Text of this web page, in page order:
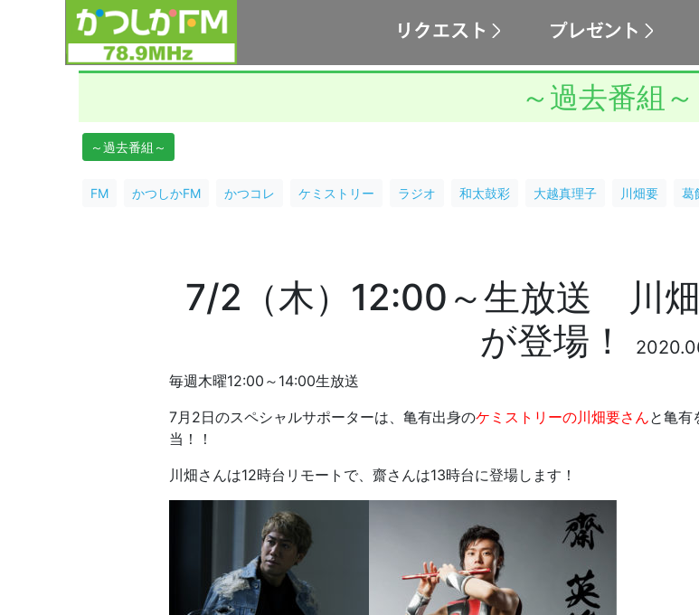
～過去番組～
～過去番組～
FM かつしかFM かつコレ ケミストリー ラジオ 和太鼓彩 大越真理子 川畑要 葛
7/2（木）12:00～生放送 川
が登場！
毎週木曜12:00～14:00生放送
7月2日のスペシャルサポーターは、亀有出身のケミストリーの川畑要さんと亀有
当！！
川畑さんは12時台リモートで、齋さんは13時台に登場します！